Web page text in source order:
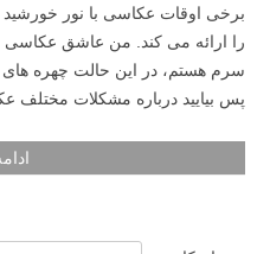
برخی اوقات عکاسی با نور
را ارائه می کند. من عاشق
سرم هستم، در این حالت چهره
پس بیایید درباره مشکلات مختلف